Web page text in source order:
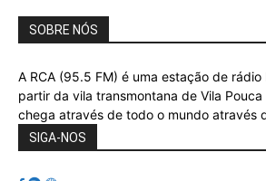
SOBRE NÓS
A RCA (95.5 FM) é uma estação de rádio
partir da vila transmontana de Vila
chega através de todo o mundo através
SIGA-NOS